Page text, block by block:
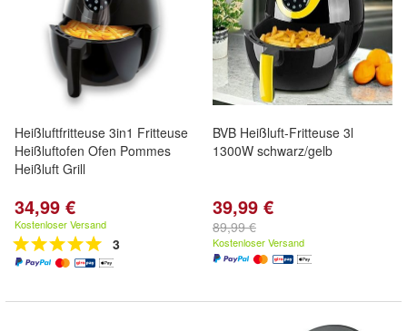
Heißluftfritteuse 3in1 Fritteuse
Heißluftofen Ofen Pommes
Heißluft Grill
34,99 €
Kostenloser Versand
3
BVB Heißluft-Fritteuse 3l
1300W schwarz/gelb
39,99 €
89,99 €
Kostenloser Versand